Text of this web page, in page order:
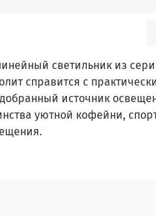
светильник из
справится с
источник
уютной кофейни,